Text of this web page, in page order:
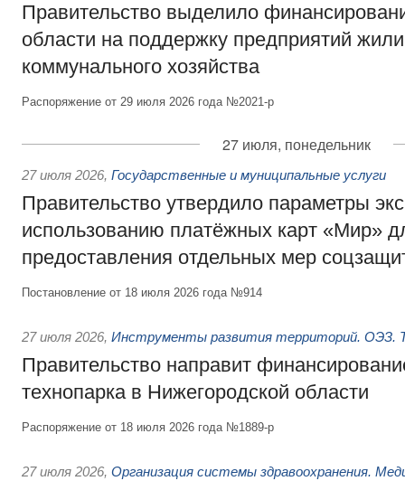
Правительство выделило
области на поддержку предприятий
коммунального хозяйства
Распоряжение от 29 июля 2026 года №2021-р
27 июля, понедельник
27 июля 2026, Государственные и муниципальные услуги
Правительство утвердило параметры
использованию платёжных карт «Мир»
предоставления отдельных мер
Постановление от 18 июля 2026 года №914
27 июля 2026, Инструменты развития территорий. ОЭЗ.
Правительство направит
технопарка в Нижегородской области
Распоряжение от 18 июля 2026 года №1889-р
27 июля 2026, Организация системы здравоохранения.